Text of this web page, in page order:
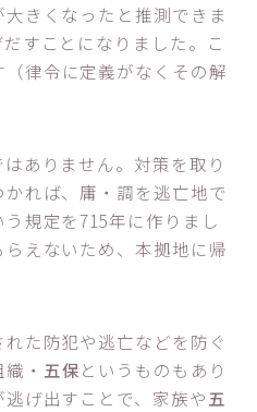
きくなったと推測できま
すことになりました。こ
（律令に定義がなくその解
ありません。対策を取り
れば、庸・調を逃亡地で
規定を715年に作りまし
えないため、本拠地に帰
た防犯や逃亡などを防ぐ
・ 五保というものもあり
げ出すことで、家族や 五